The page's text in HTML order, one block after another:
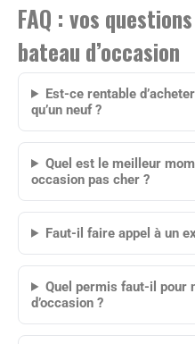
FAQ : vos
bateau d’occasion
Est-ce rentable
qu’un neuf ?
Quel est le meilleur
occasion pas cher ?
Faut-il faire appel à un
Quel permis faut-il pour
d’occasion ?